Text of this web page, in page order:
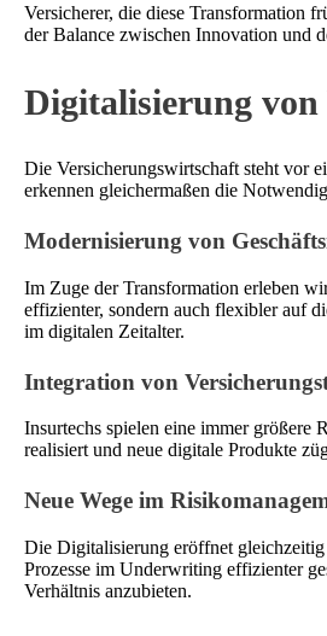
Versicherer, die diese Transformation
der Balance zwischen Innovation und
Digitalisierung von
Die Versicherungswirtschaft steht vor
erkennen gleichermaßen die
Modernisierung von
Im Zuge der Transformation erleben
effizienter, sondern auch flexibler auf
im digitalen Zeitalter.
Integration von
Insurtechs spielen eine immer größere
realisiert und neue digitale Produkte
Neue Wege im
Die Digitalisierung eröffnet
Prozesse im Underwriting effizienter
Verhältnis anzubieten.